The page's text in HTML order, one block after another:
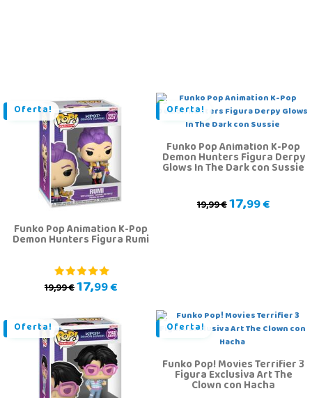
Oferta!
Funko Pop Animation K-Pop
Demon Hunters Figura Rumi
19,99 €17,99 €
Oferta!
Funko Pop Animation K-Pop
Demon Hunters Figura Derpy
Glows In The Dark con Sussie
19,99 €17,99 €
Oferta! Oferta!
Funko Pop! Movies Terrifier 3
Figura Exclusiva Art The
Clown con Hacha